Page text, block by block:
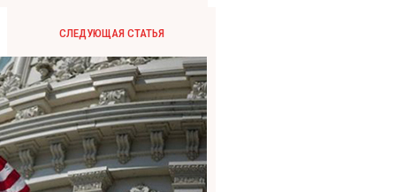
СЛЕДУЮЩАЯ СТАТЬЯ